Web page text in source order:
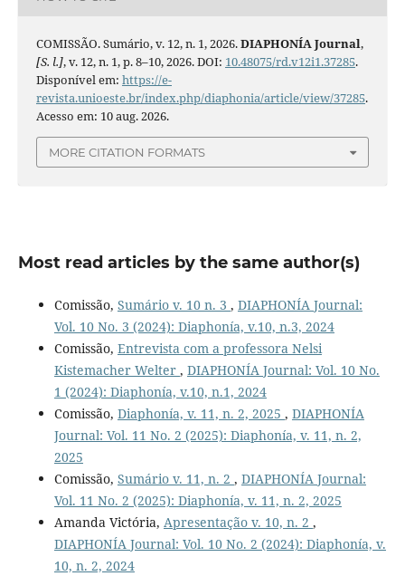
COMISSÃO. Sumário, v. 12, n. 1, 2026.DIAPHONÍA Journal,
[S. l.], v. 12, n. 1, p. 8–10, 2026. DOI: 10.48075/rd.v12i1.37285.
Disponível em: https://e-
revista.unioeste.br/index.php/diaphonia/article/view/37285.
Acesso em: 10 aug. 2026.
MORE CITATION FORMATS
Most read articles by the same author(s)
Comissão, Sumário v. 10 n. 3 , DIAPHONÍA Journal:
Vol. 10 No. 3 (2024): Diaphonía, v.10, n.3, 2024
Comissão, Entrevista com a professora Nelsi
Kistemacher Welter , DIAPHONÍA Journal: Vol. 10 No.
1 (2024): Diaphonía, v.10, n.1, 2024
Comissão, Diaphonía, v. 11, n. 2, 2025 , DIAPHONÍA
Journal: Vol. 11 No. 2 (2025): Diaphonía, v. 11, n. 2,
2025
Comissão, Sumário v. 11, n. 2 , DIAPHONÍA Journal:
Vol. 11 No. 2 (2025): Diaphonía, v. 11, n. 2, 2025
Amanda Victória, Apresentação v. 10, n. 2 ,
DIAPHONÍA Journal: Vol. 10 No. 2 (2024): Diaphonía, v.
10, n. 2, 2024